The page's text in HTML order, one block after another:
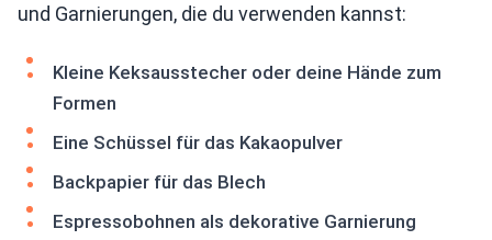
und Garnierungen, die du verwenden kannst:
Kleine Keksausstecher oder deine Hände zum
Formen
Eine Schüssel für das Kakaopulver
Backpapier für das Blech
Espressobohnen als dekorative Garnierung